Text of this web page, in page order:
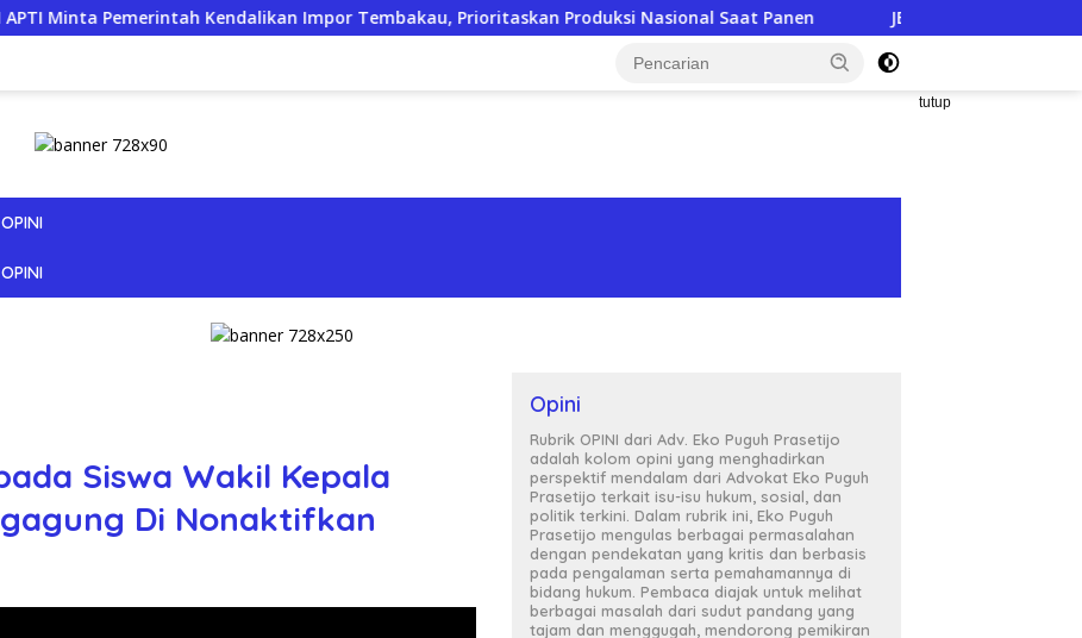
Kendalikan Impor Tembakau, Prioritaskan Produksi Nasional Saat Panen JERIT PILU DARI LAHAN TEMBAKAU ​:
tutup
OPINI
OPINI
Siswa Wakil Kepala
Di Nonaktifkan
Opini
Rubrik OPINI dari Adv. Eko Puguh Prasetijo
adalah kolom opini yang menghadirkan
perspektif mendalam dari Advokat Eko Puguh
Prasetijo terkait isu-isu hukum, sosial, dan
politik terkini. Dalam rubrik ini, Eko Puguh
Prasetijo mengulas berbagai permasalahan
dengan pendekatan yang kritis dan berbasis
pada pengalaman serta pemahamannya di
bidang hukum. Pembaca diajak untuk melihat
berbagai masalah dari sudut pandang yang
tajam dan menggugah, mendorong pemikiran